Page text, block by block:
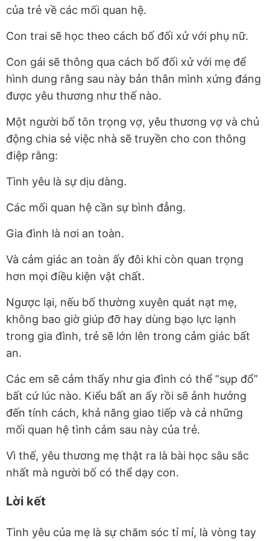
của trẻ về các mối quan hệ.
Con trai sẽ học theo cách bố đối xử với phụ nữ.
Con gái sẽ thông qua cách bố đối xử với mẹ để
hình dung rằng sau này bản thân mình xứng đáng
được yêu thương như thế nào.
Một người bố tôn trọng vợ, yêu thương vợ và chủ
động chia sẻ việc nhà sẽ truyền cho con thông
điệp rằng:
Tình yêu là sự dịu dàng.
Các mối quan hệ cần sự bình đẳng.
Gia đình là nơi an toàn.
Và cảm giác an toàn ấy đôi khi còn quan trọng
hơn mọi điều kiện vật chất.
Ngược lại, nếu bố thường xuyên quát nạt mẹ,
không bao giờ giúp đỡ hay dùng bạo lực lạnh
trong gia đình, trẻ sẽ lớn lên trong cảm giác bất
an.
Các em sẽ cảm thấy như gia đình có thể “sụp đổ”
bất cứ lúc nào. Kiểu bất an ấy rồi sẽ ảnh hưởng
đến tính cách, khả năng giao tiếp và cả những
mối quan hệ tình cảm sau này của trẻ.
Vì thế, yêu thương mẹ thật ra là bài học sâu sắc
nhất mà người bố có thể dạy con.
Lời kết
Tình yêu của mẹ là sự chăm sóc tỉ mỉ, là vòng tay